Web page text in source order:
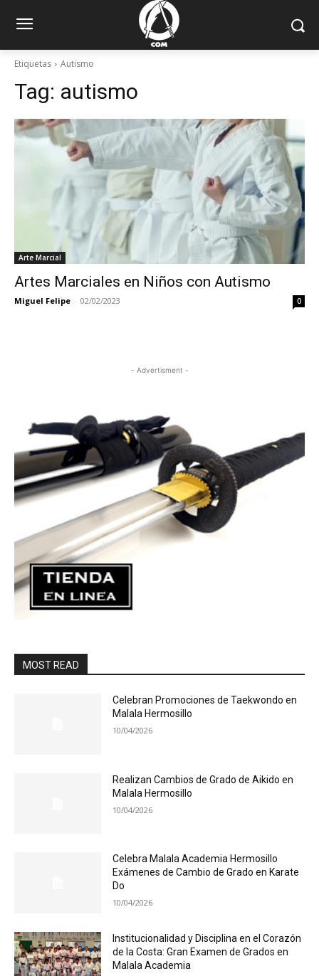
Etiquetas Autismo
Tag: autismo
Arte Marcial
Artes Marciales en Niños con Autismo
Miguel Felipe - 02/02/2023 0
- Advertisment -
MOST READ
Celebran Promociones de Taekwondo en
Malala Hermosillo
10/04/2026
Realizan Cambios de Grado de Aikido en
Malala Hermosillo
10/04/2026
Celebra Malala Academia Hermosillo
Exámenes de Cambio de Grado en Karate
Do
10/04/2026
Institucionalidad y Disciplina en el Corazón
de la Costa: Gran Examen de Grados en
Malala Academia